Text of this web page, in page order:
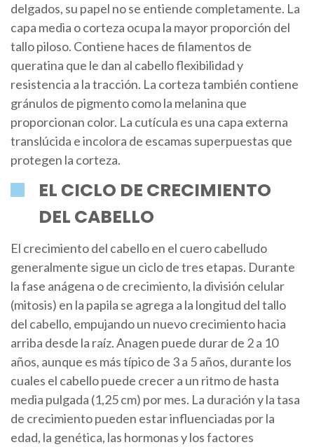
delgados, su papel no se entiende completamente. La
capa media o corteza ocupa la mayor proporción del
tallo piloso. Contiene haces de filamentos de
queratina que le dan al cabello flexibilidad y
resistencia a la tracción. La corteza también contiene
gránulos de pigmento como la melanina que
proporcionan color. La cutícula es una capa externa
translúcida e incolora de escamas superpuestas que
protegen la corteza.
EL CICLO DE CRECIMIENTO
DEL CABELLO
El crecimiento del cabello en el cuero cabelludo
generalmente sigue un ciclo de tres etapas. Durante
la fase anágena o de crecimiento, la división celular
(mitosis) en la papila se agrega a la longitud del tallo
del cabello, empujando un nuevo crecimiento hacia
arriba desde la raíz. Anagen puede durar de 2 a 10
años, aunque es más típico de 3 a 5 años, durante los
cuales el cabello puede crecer a un ritmo de hasta
media pulgada (1,25 cm) por mes. La duración y la tasa
de crecimiento pueden estar influenciadas por la
edad, la genética, las hormonas y los factores